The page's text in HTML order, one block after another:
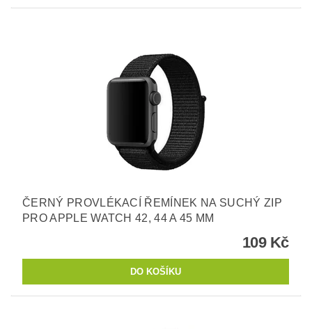
ČERNÝ PROVLÉKACÍ ŘEMÍNEK NA SUCHÝ ZIP
PRO APPLE WATCH 42, 44 A 45 MM
109 Kč